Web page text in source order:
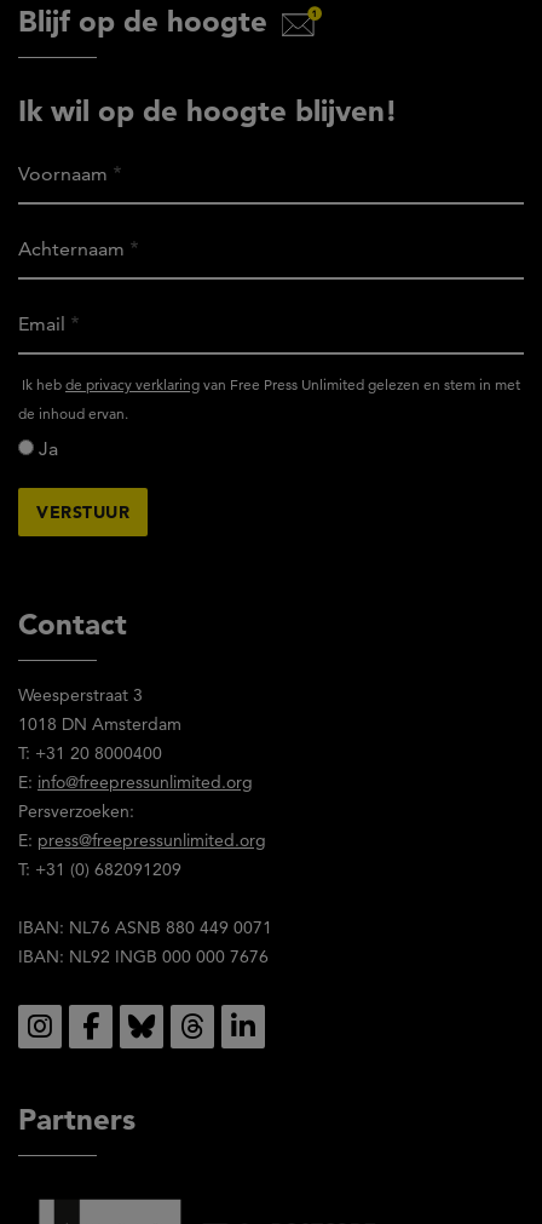
Contact
Weesperstraat 3
1018 DN Amsterdam
T: +31 20 8000400
E: info@freepressunlimited.org
Persverzoeken:
E: press@freepressunlimited.org
T: +31 (0) 682091209
IBAN: NL76 ASNB 880 449 0071
IBAN: NL92 INGB 000 000 7676
Social
Partners
Blijf op de hoogte
Ik wil op de hoogte blijven!
Voornaam
Achternaam
Email
Ik
heb
het
reglement
van
Unlimited
stem
in
met
de
inhoud
ervan.
Ik heb de privacy verklaring van Free Press Unlimited gelezen en stem in met
de inhoud ervan.
Ja